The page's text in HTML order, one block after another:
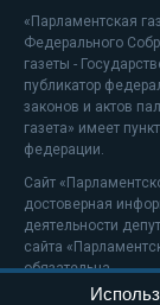
«Парламентская
Федерального
газеты -
публикатор
законов и актов
газета» имеет
федерации.
Сайт
достоверная
деятельности
сайта
обязательна.
На